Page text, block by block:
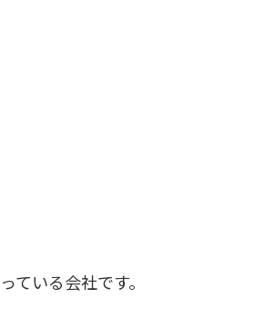
いる会社です。